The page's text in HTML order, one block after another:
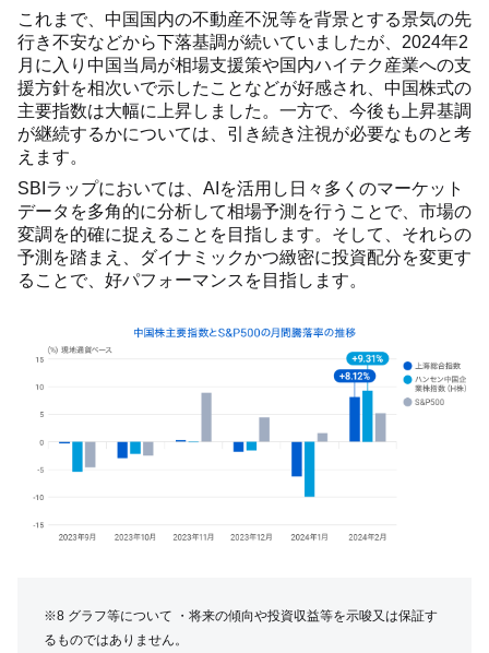
これまで、中国国内の不動産不況等を背景とする景気の先
行き不安などから下落基調が続いていましたが、2024年2
月に入り中国当局が相場支援策や国内ハイテク産業への支
援方針を相次いで示したことなどが好感され、中国株式の
主要指数は大幅に上昇しました。一方で、今後も上昇基調
が継続するかについては、引き続き注視が必要なものと考
えます。
SBIラップにおいては、AIを活用し日々多くのマーケット
データを多角的に分析して相場予測を行うことで、市場の
変調を的確に捉えることを目指します。そして、それらの
予測を踏まえ、ダイナミックかつ緻密に投資配分を変更す
ることで、好パフォーマンスを目指します。
※8 グラフ等について ・将来の傾向や投資収益等を示唆又は保証す
るものではありません。